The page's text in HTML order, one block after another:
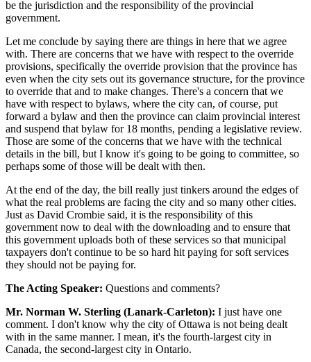
be the jurisdiction and the responsibility of the provincial
government.
Let me conclude by saying there are things in here that we agree
with. There are concerns that we have with respect to the override
provisions, specifically the override provision that the province has
even when the city sets out its governance structure, for the province
to override that and to make changes. There's a concern that we
have with respect to bylaws, where the city can, of course, put
forward a bylaw and then the province can claim provincial interest
and suspend that bylaw for 18 months, pending a legislative review.
Those are some of the concerns that we have with the technical
details in the bill, but I know it's going to be going to committee, so
perhaps some of those will be dealt with then.
At the end of the day, the bill really just tinkers around the edges of
what the real problems are facing the city and so many other cities.
Just as David Crombie said, it is the responsibility of this
government now to deal with the downloading and to ensure that
this government uploads both of these services so that municipal
taxpayers don't continue to be so hard hit paying for soft services
they should not be paying for.
The Acting Speaker: Questions and comments?
Mr. Norman W. Sterling (Lanark-Carleton): I just have one
comment. I don't know why the city of Ottawa is not being dealt
with in the same manner. I mean, it's the fourth-largest city in
Canada, the second-largest city in Ontario.